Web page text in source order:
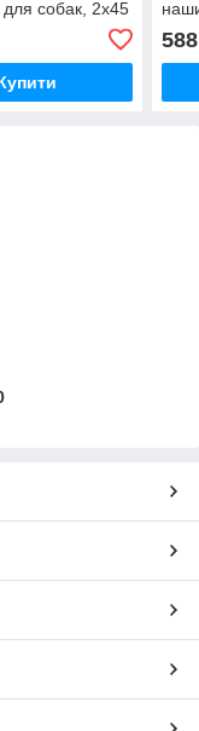
собак, 2х45
588